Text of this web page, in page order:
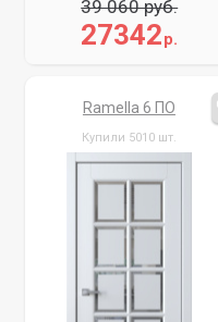
27342р.
39 060 руб.
Ramella 6 ПО
Купили 5010 шт.